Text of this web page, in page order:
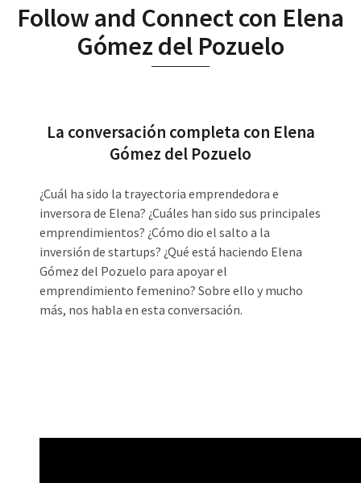
Follow and Connect con Elena
Gómez del Pozuelo
La conversación completa con Elena
Gómez del Pozuelo
¿Cuál ha sido la trayectoria emprendedora e
inversora de Elena? ¿Cuáles han sido sus principales
emprendimientos? ¿Cómo dio el salto a la
inversión de startups? ¿Qué está haciendo Elena
Gómez del Pozuelo para apoyar el
emprendimiento femenino? Sobre ello y mucho
más, nos habla en esta conversación.